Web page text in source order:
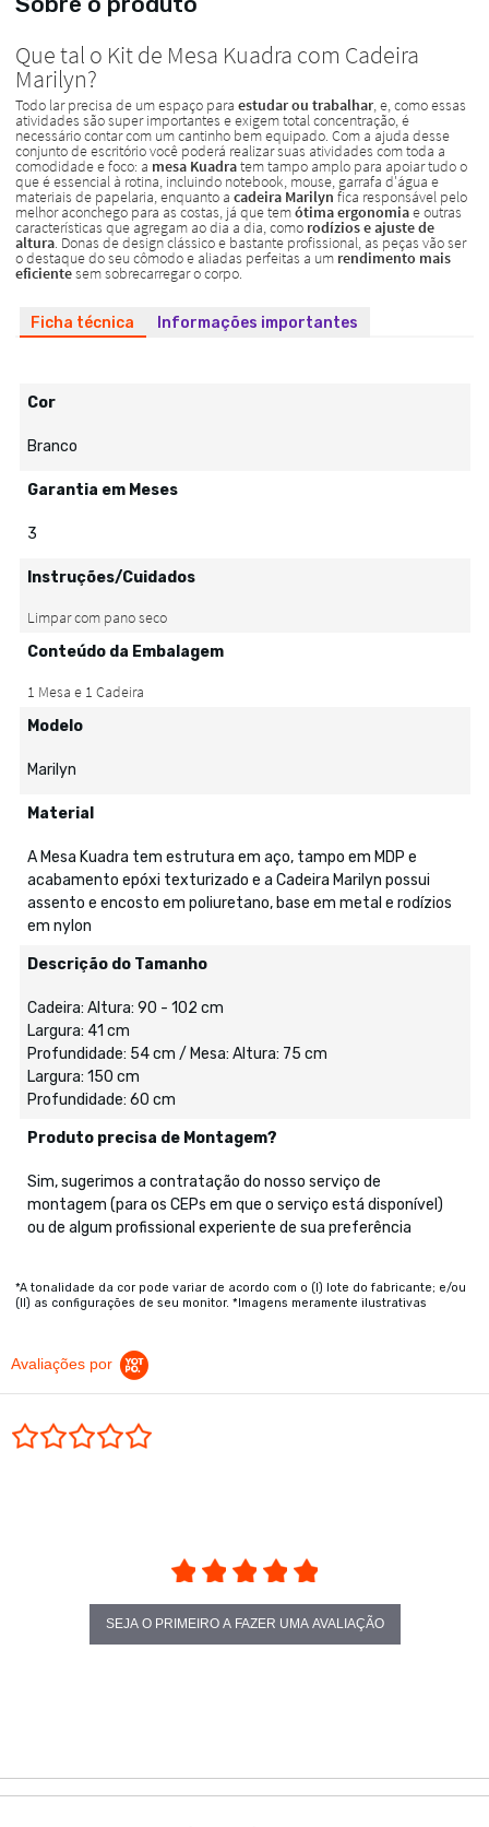
Ficha técnica Informações importantes
Cor
Branco
Garantia em Meses
3
Instruções/Cuidados
Conteúdo da Embalagem
Modelo
Marilyn
Material
A Mesa Kuadra tem estrutura em aço, tampo em MDP e
acabamento epóxi texturizado e a Cadeira Marilyn possui
assento e encosto em poliuretano, base em metal e rodízios
em nylon
Descrição do Tamanho
Cadeira: Altura: 90 - 102 cm
Largura: 41 cm
Profundidade: 54 cm / Mesa: Altura: 75 cm
Largura: 150 cm
Profundidade: 60 cm
Produto precisa de Montagem?
Sim, sugerimos a contratação do nosso serviço de
montagem (para os CEPs em que o serviço está disponível)
ou de algum profissional experiente de sua preferência
*A tonalidade da cor pode variar de acordo com o (I) lote do fabricante; e/ou
(II) as configurações de seu monitor. *Imagens meramente ilustrativas
Avaliações por
SEJA O PRIMEIRO A FAZER UMA AVALIAÇÃO